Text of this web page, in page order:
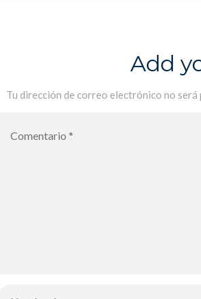
Add
Tu dirección de correo electrónico no será